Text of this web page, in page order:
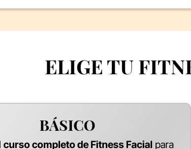
BÁSICO
curso completo de Fitness Facial para
ELIGE TU